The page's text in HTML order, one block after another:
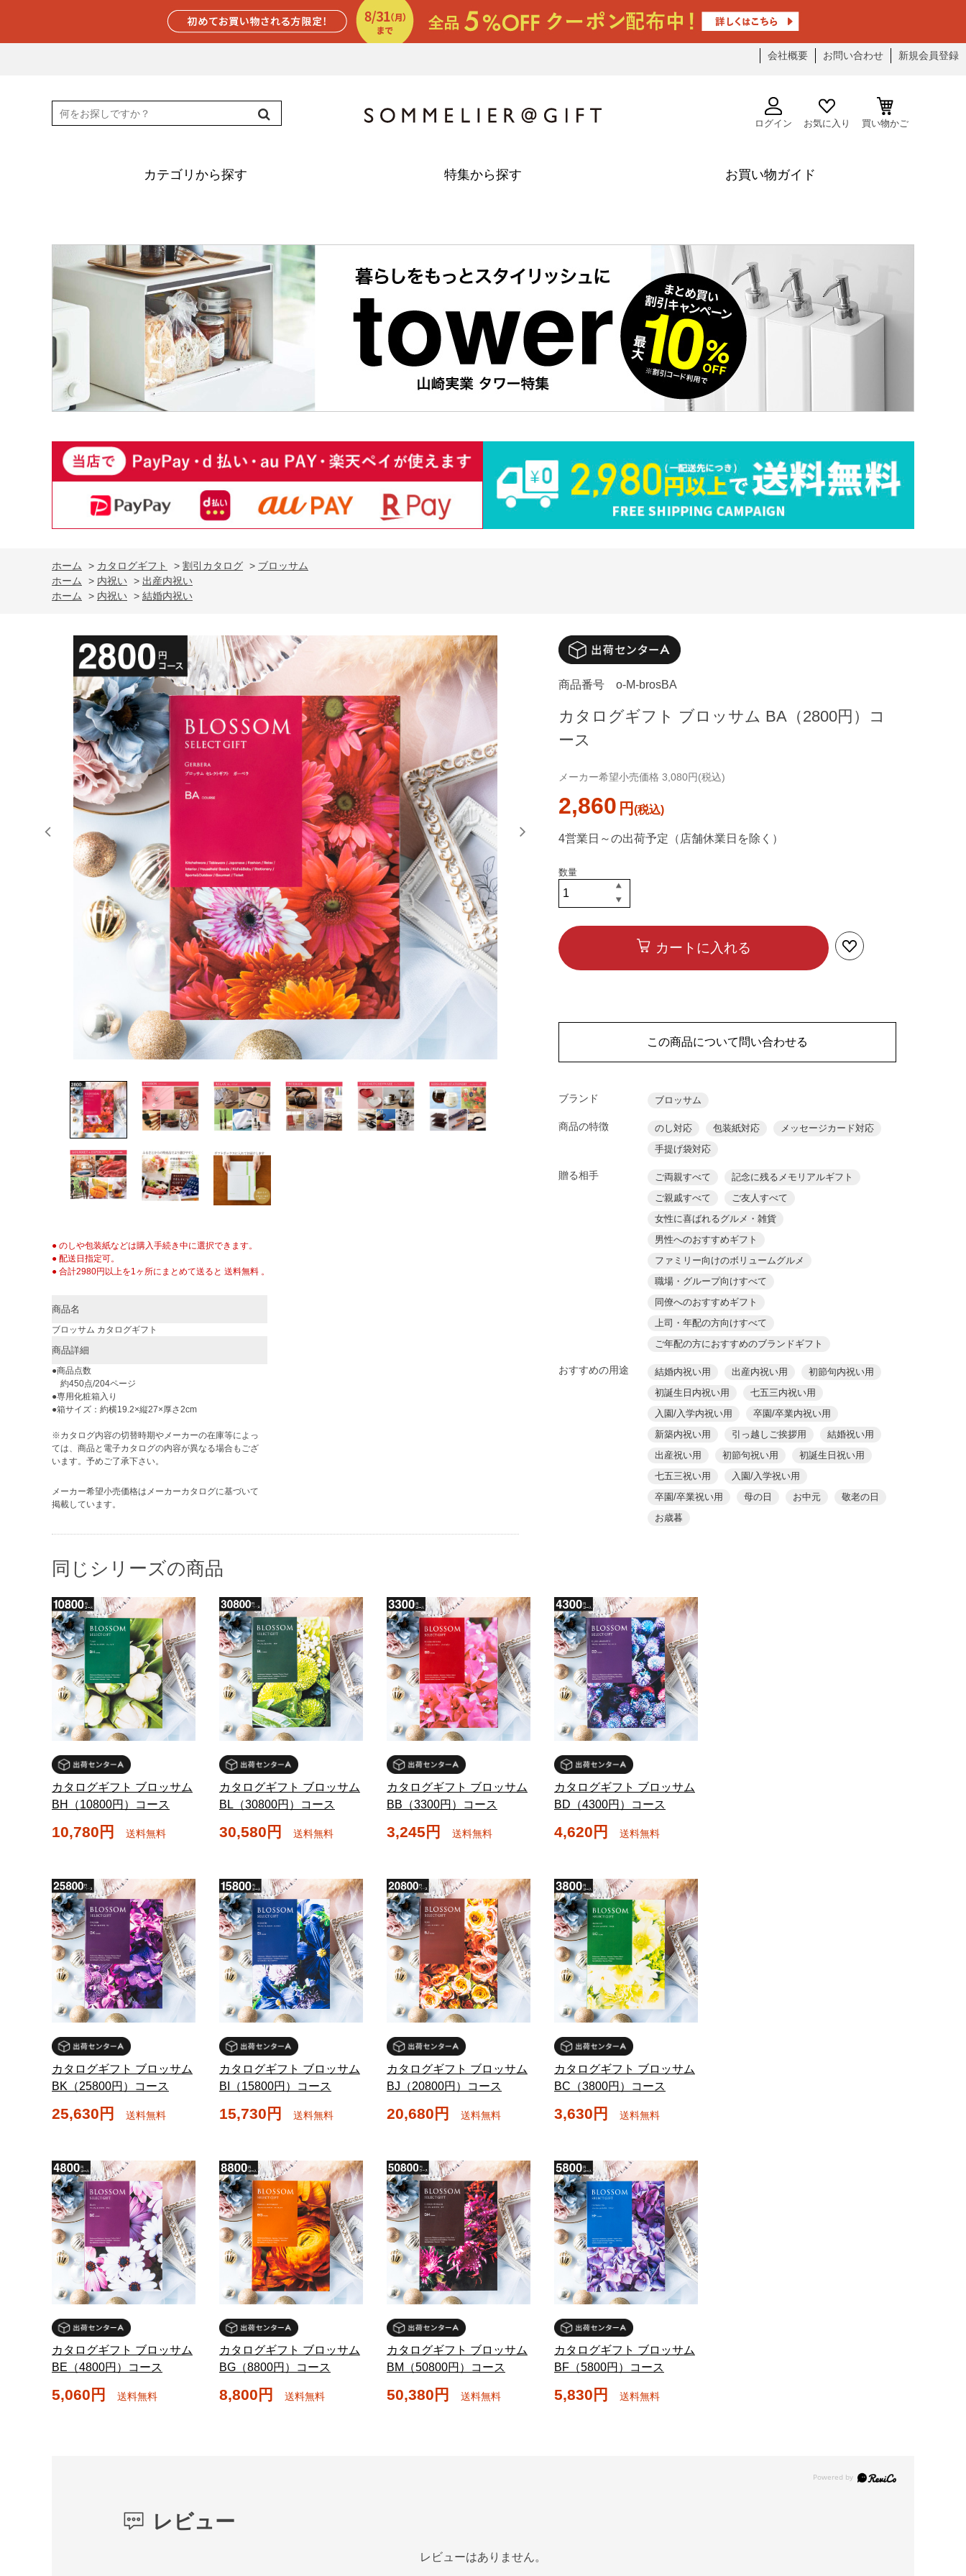
会社概要 お問い合わせ 新規会員登録
ログイン お気に入り 買い物かご
カテゴリから探す 特集から探す お買い物ガイド
ホーム > カタログギフト > 割引カタログ > ブロッサム
ホーム
> 内祝い > 出産内祝い
ホーム
> 内祝い > 結婚内祝い
● のしや包装紙などは購入手続き中に選択できます。
● 配送日指定可。
● 合計2980円以上を1ヶ所にまとめて送ると 送料無料 。
商品名
ブロッサム カタログギフト
商品詳細
●商品点数
約450点/204ページ
●専用化粧箱入り
●箱サイズ：約横19.2×縦27×厚さ2cm
※カタログ内容の切替時期やメーカーの在庫等によっ
ては、商品と電子カタログの内容が異なる場合もござ
います。予めご了承下さい。
メーカー希望小売価格はメーカーカタログに基づいて
掲載しています。
商品番号 o-M-brosBA
カタログギフト ブロッサム BA（2800円）コ
ース
メーカー希望小売価格 3,080円(税込)
2,860 円
4営業日～の出荷予定（店舗休業日を除く）
カートに入れる
この商品について問い合わせる
ブランド ブロッサム
商品の特徴 のし対応 包装紙対応
メッセージカード対応
手提げ袋対応
贈る相手 ご両親すべて
記念に残るメモリアルギフト
ご親戚すべて
ご友人すべて
女性に喜ばれるグルメ・雑貨
男性へのおすすめギフト
ファミリー向けのボリュームグルメ
職場・グループ向けすべて
同僚へのおすすめギフト
上司・年配の方向けすべて
ご年配の方におすすめのブランドギフト
おすすめの用途 結婚内祝い用 出産内祝い用
初節句内祝い用
初誕生日内祝い用
七五三内祝い用
入園/入学内祝い用
卒園/卒業内祝い用
新築内祝い用
引っ越しご挨拶用
結婚祝い用
出産祝い用
初節句祝い用
初誕生日祝い用
七五三祝い用
入園/入学祝い用
卒園/卒業祝い用
母の日 お中元
敬老の日
お歳暮
同じシリーズの商品
カタログギフト ブロッサム
BH（10800円）コース
10,780円 送料無料
カタログギフト ブロッサム
BL（30800円）コース
30,580円 送料無料
カタログギフト ブロッサム
BB（3300円）コース
3,245円 送料無料
カタログギフト ブロッサム
BD（4300円）コース
4,620円 送料無料
カタログギフト ブロッサム
BK（25800円）コース
25,630円 送料無料
カタログギフト ブロッサム
BI（15800円）コース
15,730円 送料無料
カタログギフト ブロッサム
BJ（20800円）コース
20,680円 送料無料
カタログギフト ブロッサム
BC（3800円）コース
3,630円 送料無料
カタログギフト ブロッサム
BE（4800円）コース
5,060円 送料無料
カタログギフト ブロッサム
BG（8800円）コース
8,800円 送料無料
カタログギフト ブロッサム
BM（50800円）コース
50,380円 送料無料
カタログギフト ブロッサム
BF（5800円）コース
5,830円 送料無料
レビュー
レビューはありません。